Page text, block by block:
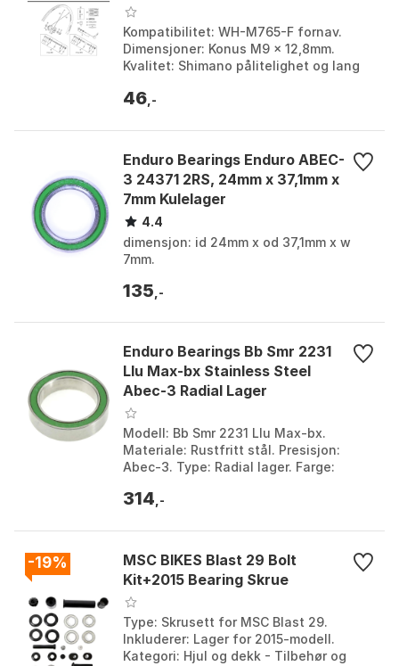
Kompatibilitet: WH-M765-F fornav.
Dimensjoner: Konus M9 x 12,8mm.
Kvalitet: Shimano pålitelighet og lang
46 ,-
Enduro Bearings Enduro ABEC-
3 24371 2RS, 24mm x 37,1mm x
7mm Kulelager
4.4
dimensjon: id 24mm x od 37,1mm x w
7mm.
135 ,-
Enduro Bearings Bb Smr 2231
Llu Max-bx Stainless Steel
Abec-3 Radial Lager
Modell: Bb Smr 2231 Llu Max-bx.
Materiale: Rustfritt stål. Presisjon:
Abec-3. Type: Radial lager. Farge:
314 ,-
-19%
MSC BIKES Blast 29 Bolt
Kit+2015 Bearing Skrue
Type: Skrusett for MSC Blast 29.
Inkluderer: Lager for 2015-modell.
Kategori: Hjul og dekk - Tilbehør og